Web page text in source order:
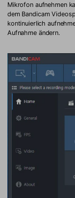
Mikrofon aufnehmen
dem Bandicam
kontinuierlich
Aufnahme ändern.